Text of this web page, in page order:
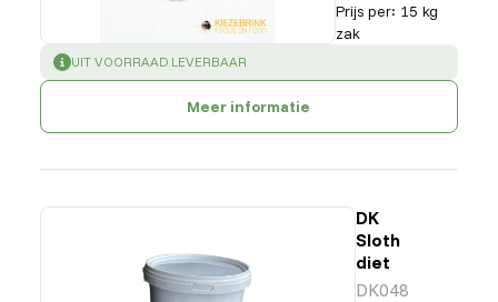
Prijs per: 15 kg
zak
SUCCESS:
UIT VOORRAAD LEVERBAAR
Meer informatie
DK
Sloth
diet
DK048